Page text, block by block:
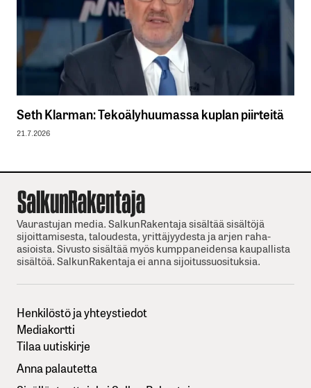
Seth Klarman: Tekoälyhuumassa kuplan piirteitä
21.7.2026
Vaurastujan media. SalkunRakentaja sisältää sisältöjä
sijoittamisesta, taloudesta, yrittäjyydesta ja arjen raha-
asioista. Sivusto sisältää myös kumppaneidensa kaupallista
sisältöä. SalkunRakentaja ei anna sijoitussuosituksia.
Henkilöstö ja yhteystiedot
Mediakortti
Tilaa uutiskirje
Anna palautetta